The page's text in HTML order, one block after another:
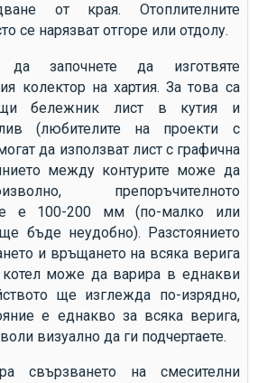
от края. Отоплителните
се нарязват отгоре или отдолу.
започнете да изготвяте
колектор на хартия. За това са
бележник лист в кутия и
(любителите на проекти с
да използват лист с графична
между контурите може да
препоръчителното
е 100-200 мм (по-малко или
бъде неудобно). Разстоянието
и връщането на всяка верига
котел може да варира в еднакви
ще изглежда по-изрядно,
е еднакво за всяка верига,
визуално да ги подчертаете.
свързването на смесителни